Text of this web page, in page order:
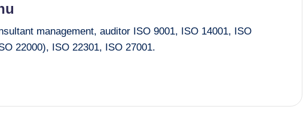
management, auditor ISO 9001, ISO 14001, ISO
22000), ISO 22301, ISO 27001.